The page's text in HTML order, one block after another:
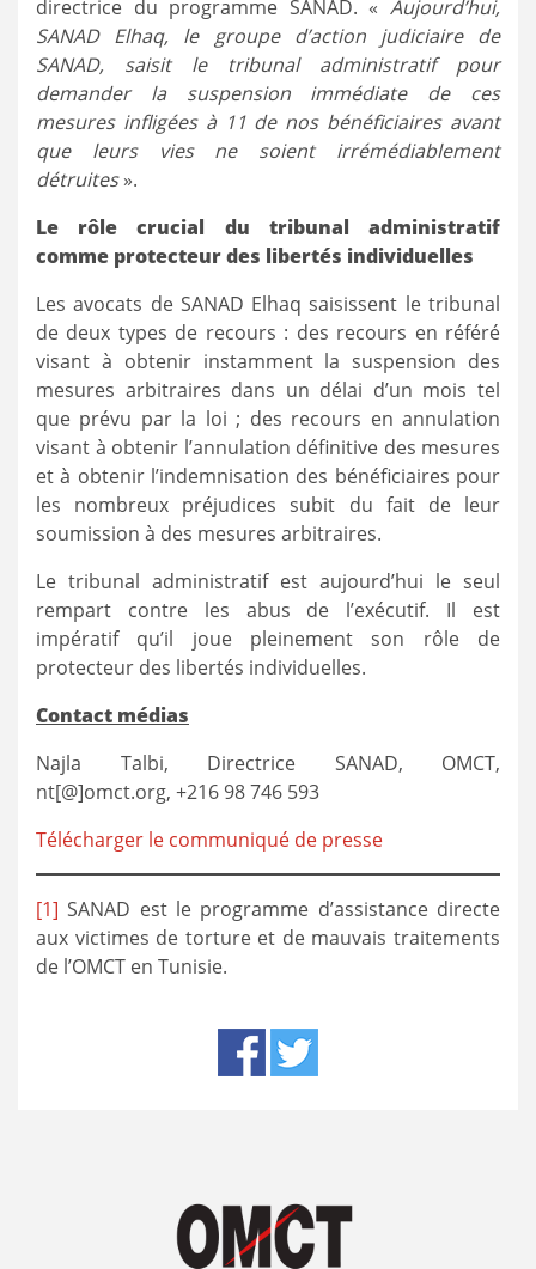
directrice du programme SANAD. « Aujourd’hui,
SANAD Elhaq, le groupe d’action judiciaire de
SANAD, saisit le tribunal administratif pour
demander la suspension immédiate de ces
mesures infligées à 11 de nos bénéficiaires avant
que leurs vies ne soient irrémédiablement
détruites».
Le rôle crucial du tribunal administratif
comme protecteur des libertés individuelles
Les avocats de SANAD Elhaq saisissent le tribunal
de deux types de recours : des recours en référé
visant à obtenir instamment la suspension des
mesures arbitraires dans un délai d’un mois tel
que prévu par la loi ; des recours en annulation
visant à obtenir l’annulation définitive des mesures
et à obtenir l’indemnisation des bénéficiaires pour
les nombreux préjudices subit du fait de leur
soumission à des mesures arbitraires.
Le tribunal administratif est aujourd’hui le seul
rempart contre les abus de l’exécutif. Il est
impératif qu’il joue pleinement son rôle de
protecteur des libertés individuelles.
Contact médias
Najla Talbi, Directrice SANAD, OMCT,
nt[@]omct.org, +216 98 746 593
Télécharger le communiqué de presse
[1] SANAD est le programme d’assistance directe
aux victimes de torture et de mauvais traitements
de l’OMCT en Tunisie.